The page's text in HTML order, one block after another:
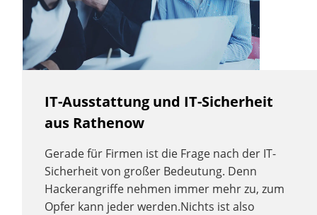
IT-Ausstattung und IT-Sicherheit
aus Rathenow
Gerade für Firmen ist die Frage nach der IT-
Sicherheit von großer Bedeutung. Denn
Hackerangriffe nehmen immer mehr zu, zum
Opfer kann jeder werden.Nichts ist also